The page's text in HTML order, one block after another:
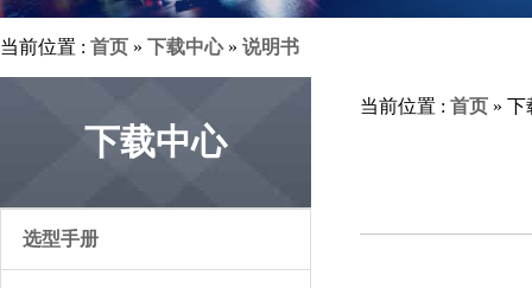
当前位置 : 首页 » 下载中心» 说明书
下载中心
选型手册
当前位置 : 首页 » 下